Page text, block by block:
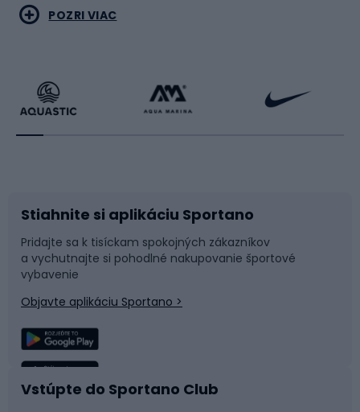
Vodné športy
Beh
Príslušenstvo k bicyklom
Časti bicyklov
Rybolov
Bojové umenia
Raketové športy
Sane a kĺzačky
Snowboard
Plávanie
POZRI VIAC
Stiahnite si aplikáciu Sportano
Pridajte sa k tisíckam spokojných zákazníkov
a vychutnajte si pohodlné nakupovanie športové
vybavenie
Objavte aplikáciu Sportano >
Vstúpte do Sportano Club